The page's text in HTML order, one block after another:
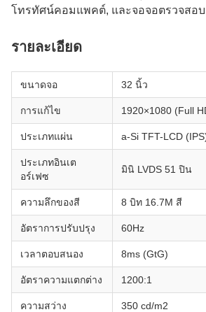
โทรทัศน์คอมแพคต์, และจอจอตรวจสอ
รายละเอียด
ขนาดจอ 32 นิ้ว
การแก้ไข 1920×1080 (Full
ประเภทแผ่น a-Si TFT-LCD
ประเภทอินเต
อร์เฟซ
มินิ LVDS 51 ปิน
ความลึกของสี 8 บิท 16.7M สี
อัตราการปรับปรุง 60Hz
เวลาตอบสนอง 8ms (GtG)
อัตราความแตกต่าง 1200:1
ความสว่าง 350 cd/m2